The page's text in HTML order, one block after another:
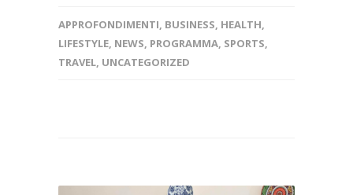
APPROFONDIMENTI, BUSINESS, HEALTH,
LIFESTYLE, NEWS, PROGRAMMA, SPORTS,
TRAVEL, UNCATEGORIZED